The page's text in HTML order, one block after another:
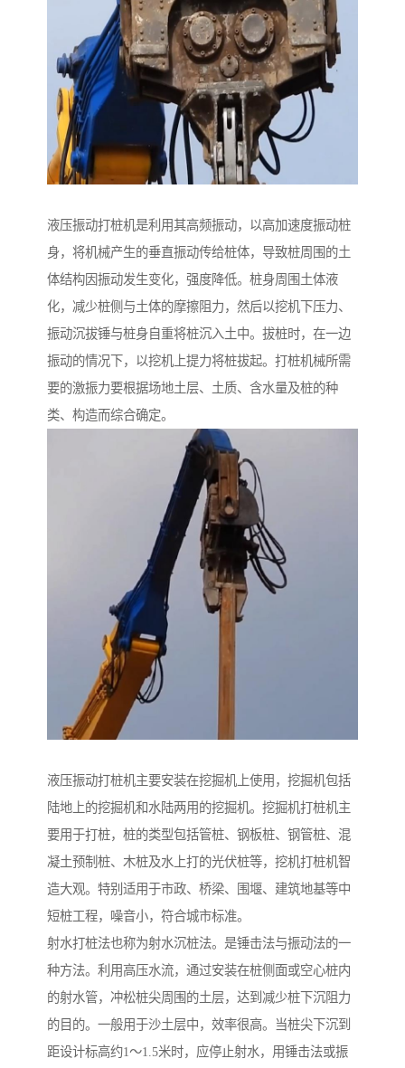
液压振动打桩机是利用其高频振动，以高加速度振动桩
身，将机械产生的垂直振动传给桩体，导致桩周围的土
体结构因振动发生变化，强度降低。桩身周围土体液
化，减少桩侧与土体的摩擦阻力，然后以挖机下压力、
振动沉拔锤与桩身自重将桩沉入土中。拔桩时，在一边
振动的情况下，以挖机上提力将桩拔起。打桩机械所需
要的激振力要根据场地土层、土质、含水量及桩的种
类、构造而综合确定。
液压振动打桩机主要安装在挖掘机上使用，挖掘机包括
陆地上的挖掘机和水陆两用的挖掘机。挖掘机打桩机主
要用于打桩，桩的类型包括管桩、钢板桩、钢管桩、混
凝土预制桩、木桩及水上打的光伏桩等，挖机打桩机智
造大观。特别适用于市政、桥梁、围堰、建筑地基等中
短桩工程，噪音小，符合城市标准。
射水打桩法也称为射水沉桩法。是锤击法与振动法的一
种方法。利用高压水流，通过安装在桩侧面或空心桩内
的射水管，冲松桩尖周围的土层，达到减少桩下沉阻力
的目的。一般用于沙土层中，效率很高。当桩尖下沉到
距设计标高约1～1.5米时，应停止射水，用锤击法或振